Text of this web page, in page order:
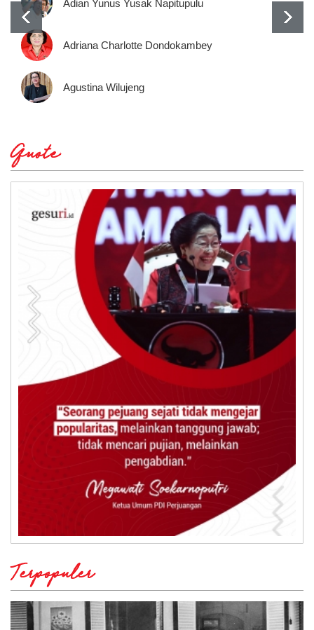
Adian Yunus Yusak Napitupulu
Adriana Charlotte Dondokambey
Agustina Wilujeng
Quote
Terpopuler